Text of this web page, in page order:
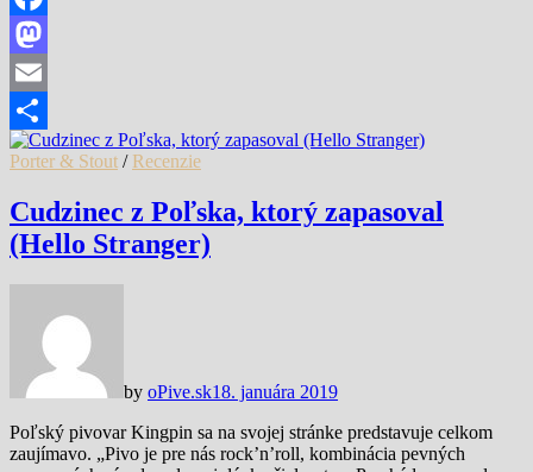
Facebook
Mastodon
Email
Share
Porter & Stout / Recenzie
Cudzinec z Poľska, ktorý zapasoval
(Hello Stranger)
by oPive.sk18. januára 2019
Poľský pivovar Kingpin sa na svojej stránke predstavuje celkom
zaujímavo. „Pivo je pre nás rock’n’roll, kombinácia pevných